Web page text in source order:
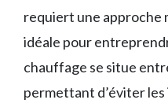
requiert une approche
idéale pour
chauffage se situe
permettant d’éviter